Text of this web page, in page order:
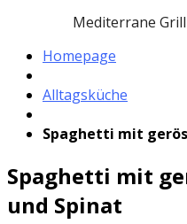
Mediterrane
Homepage
Alltagsküche
Spaghetti mit
Spaghetti mit
und Spinat